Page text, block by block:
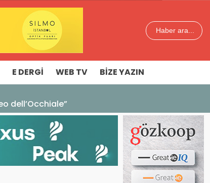
Haber ara...
E DERGI WEB TV BIZE YAZIN